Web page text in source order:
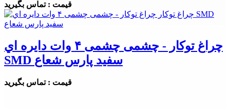
قیمت : تماس بگیرید
چراغ توکار - چشمی چشمی ۴ وات دايره اي
SMD سفيد پارس شعاع
قیمت : تماس بگیرید